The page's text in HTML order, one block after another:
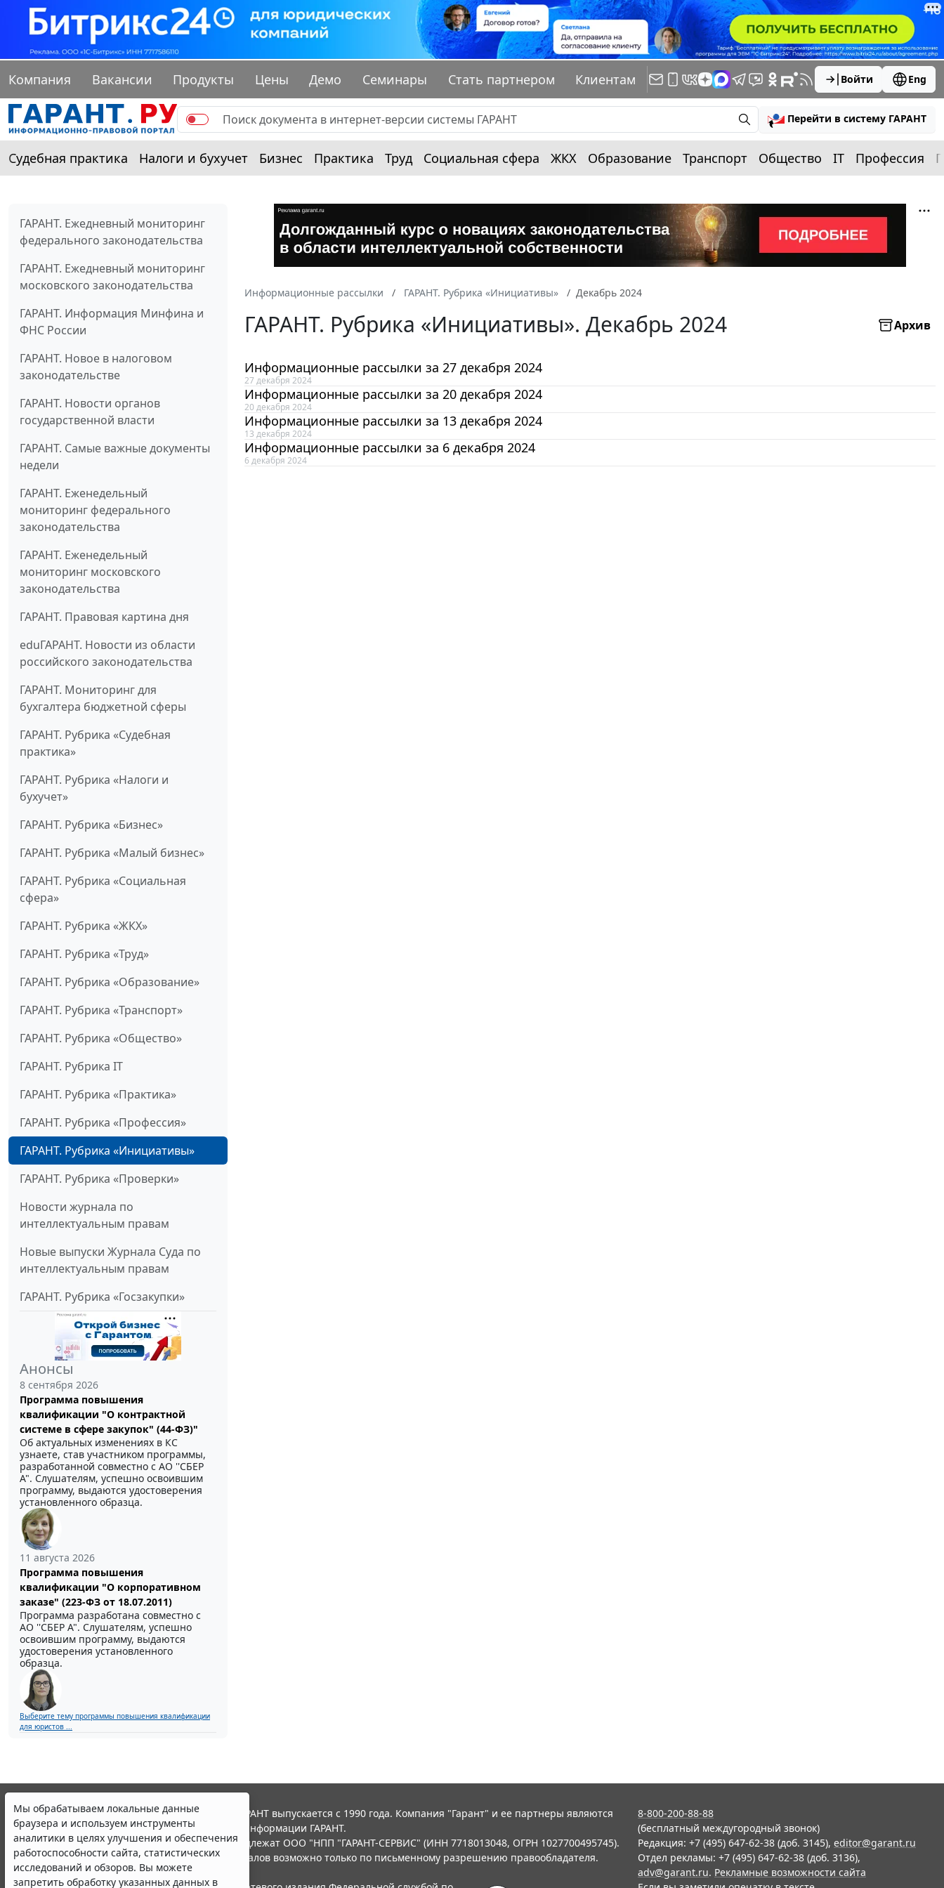
Компания Вакансии Продукты Цены Демо Семинары Стать партнером Клиентам Войти Eng
Перейти в систему ГАРАНТ
Судебная практика Налоги и бухучет Бизнес Практика Труд Социальная сфера ЖКХ Образование Транспорт Общество IT Профессия
ГАРАНТ. Ежедневный мониторинг
федерального законодательства
ГАРАНТ. Ежедневный мониторинг
московского законодательства
ГАРАНТ. Информация Минфина и
ФНС России
ГАРАНТ. Новое в налоговом
законодательстве
ГАРАНТ. Новости органов
государственной власти
ГАРАНТ. Самые важные документы
недели
ГАРАНТ. Еженедельный
мониторинг федерального
законодательства
ГАРАНТ. Еженедельный
мониторинг московского
законодательства
ГАРАНТ. Правовая картина дня
eduГАРАНТ. Новости из области
российского законодательства
ГАРАНТ. Мониторинг для
бухгалтера бюджетной сферы
ГАРАНТ. Рубрика «Судебная
практика»
ГАРАНТ. Рубрика «Налоги и
бухучет»
ГАРАНТ. Рубрика «Бизнес»
ГАРАНТ. Рубрика «Малый бизнес»
ГАРАНТ. Рубрика «Социальная
сфера»
ГАРАНТ. Рубрика «ЖКХ»
ГАРАНТ. Рубрика «Труд»
ГАРАНТ. Рубрика «Образование»
ГАРАНТ. Рубрика «Транспорт»
ГАРАНТ. Рубрика «Общество»
ГАРАНТ. Рубрика IT
ГАРАНТ. Рубрика «Практика»
ГАРАНТ. Рубрика «Профессия»
ГАРАНТ. Рубрика «Инициативы»
ГАРАНТ. Рубрика «Проверки»
Новости журнала по
интеллектуальным правам
Новые выпуски Журнала Суда по
интеллектуальным правам
ГАРАНТ. Рубрика «Госзакупки»
Анонсы
8 сентября 2026
Программа повышения
квалификации "О контрактной
системе в сфере закупок" (44-ФЗ)"
Об актуальных изменениях в КС
узнаете, став участником программы,
разработанной совместно с АО ''СБЕР
А". Слушателям, успешно освоившим
программу, выдаются удостоверения
установленного образца.
11 августа 2026
Программа повышения
квалификации "О корпоративном
заказе" (223-ФЗ от 18.07.2011)
Программа разработана совместно с
АО ''СБЕР А". Слушателям, успешно
освоившим программу, выдаются
удостоверения установленного
образца.
Выберите тему программы повышения квалификации
для юристов ...
Информационные рассылки ГАРАНТ. Рубрика «Инициативы» Декабрь 2024
ГАРАНТ. Рубрика «Инициативы». Декабрь 2024 Архив
Информационные рассылки за 27 декабря 2024
27 декабря 2024
Информационные рассылки за 20 декабря 2024
20 декабря 2024
Информационные рассылки за 13 декабря 2024
13 декабря 2024
Информационные рассылки за 6 декабря 2024
6 декабря 2024
Мы обрабатываем локальные данные
браузера и используем инструменты
аналитики в целях улучшения и обеспечения
работоспособности сайта, статистических
исследований и обзоров. Вы можете
запретить обработку указанных данных в
© ООО "НПП "ГАРАНТ-СЕРВИС", 2026. Система ГАРАНТ выпускается с 1990 года. Компания "Гарант" и ее партнеры являются
участниками Российской ассоциации правовой информации ГАРАНТ.
Все права на материалы сайта ГАРАНТ.РУ принадлежат ООО "НПП "ГАРАНТ-СЕРВИС" (ИНН 7718013048, ОГРН 1027700495745).
Полное или частичное воспроизведение материалов возможно только по письменному разрешению правообладателя.
Правила использования портала.
8-800-200-88-88
(бесплатный междугородный звонок)
Редакция: +7 (495) 647-62-38 (доб. 3145), editor@garant.ru
Отдел рекламы: +7 (495) 647-62-38 (доб. 3136),
adv@garant.ru. Рекламные возможности сайта